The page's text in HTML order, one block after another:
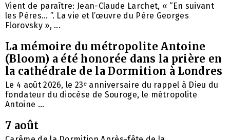
Vient de paraître: Jean-Claude Larchet, « “En suivant
les Pères… ”. La vie et l’œuvre du Père Georges
Florovsky », ...
La mémoire du métropolite Antoine
(Bloom) a été honorée dans la prière en
la cathédrale de la Dormition à Londres
Le 4 août 2026, le 23ᵉ anniversaire du rappel à Dieu du
fondateur du diocèse de Souroge, le métropolite
Antoine ...
7 août